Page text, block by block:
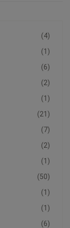
(4)
(1)
(6)
(2)
(1)
(21)
(7)
(2)
(1)
(50)
(1)
(1)
(6)